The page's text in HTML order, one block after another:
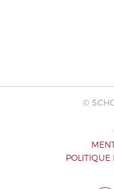
©
POLITIQUE